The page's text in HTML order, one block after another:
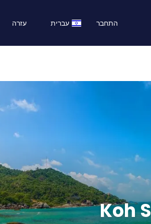
עזרה עברית התחבר
Koh